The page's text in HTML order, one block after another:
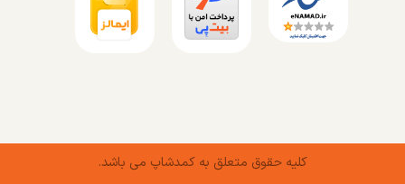
کلیه حقوق متعلق به کمدشاپ می باشد.